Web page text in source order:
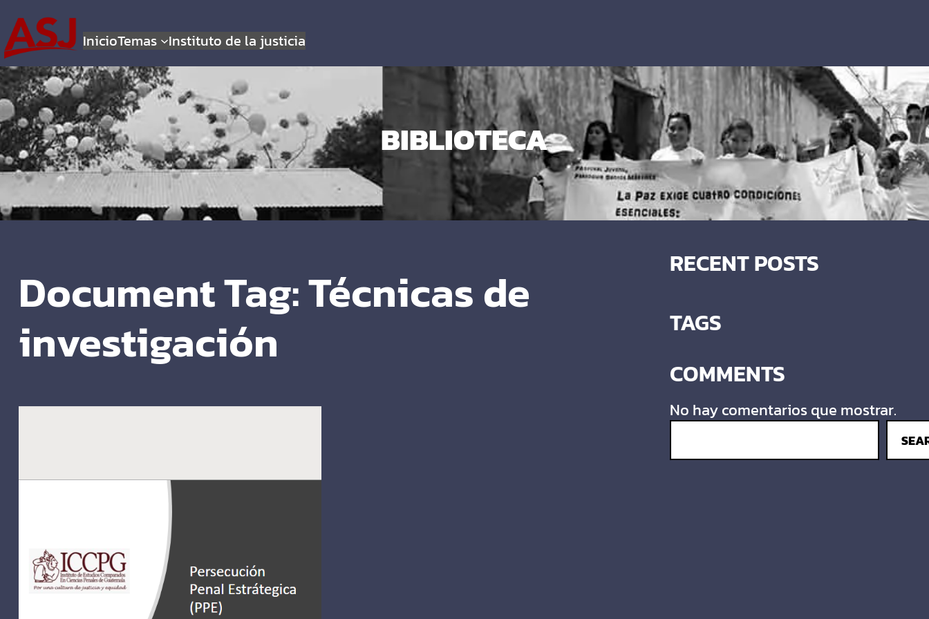
InicioTemas Instituto de la justicia
BIBLIOTECA
Document Tag:Técnicas de
investigación
RECENT POSTS
TAGS
COMMENTS
No hay comentarios que mostrar.